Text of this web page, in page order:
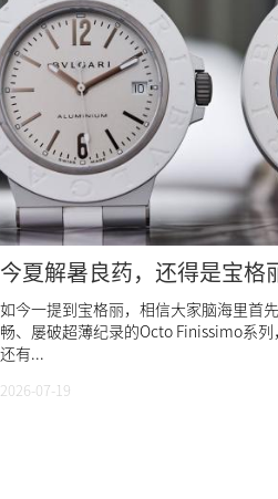
今夏解暑良药，还得是宝
如今一提到宝格丽，相信大家脑海里首
畅、屡破超薄纪录的Octo Finissimo系
还有...
2026-07-19